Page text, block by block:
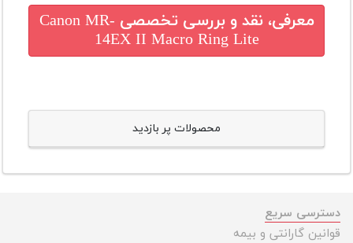
معرفی، نقد و بررسی تخصصی Canon MR-
14EX II Macro Ring Lite
محصولات پر بازدید
دسترسی سریع
قوانین گارانتی و بیمه